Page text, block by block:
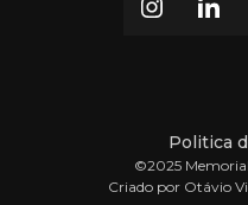
Politica
©2025
Criado por Otávio